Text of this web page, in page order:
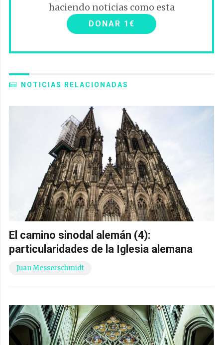
haciendo noticias como esta
DONAR 1€
NOTICIAS RELACIONADAS
El camino sinodal alemán (4):
particularidades de la Iglesia alemana
Juan Messerschmidt